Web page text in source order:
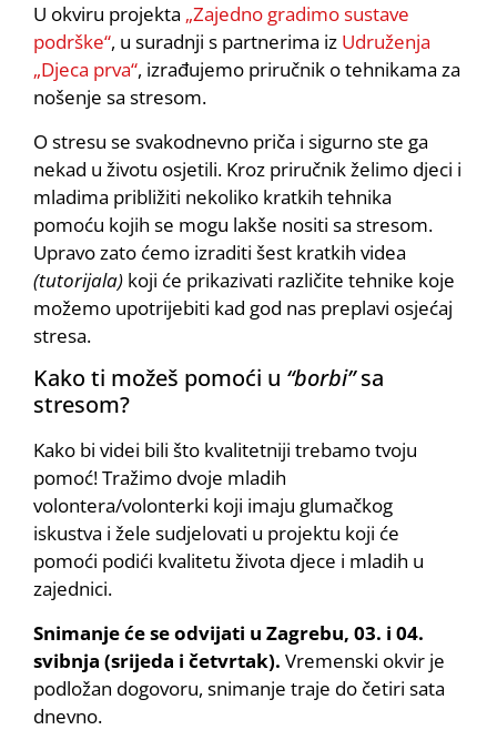
U okviru projekta „Zajedno gradimo sustave
podrške“, u suradnji s partnerima iz Udruženja
„Djeca prva“, izrađujemo priručnik o tehnikama za
nošenje sa stresom.
O stresu se svakodnevno priča i sigurno ste ga
nekad u životu osjetili. Kroz priručnik želimo djeci i
mladima približiti nekoliko kratkih tehnika
pomoću kojih se mogu lakše nositi sa stresom.
Upravo zato ćemo izraditi šest kratkih videa
(tutorijala) koji će prikazivati različite tehnike koje
možemo upotrijebiti kad god nas preplavi osjećaj
stresa.
Kako ti možeš pomoći u “borbi”sa
stresom?
Kako bi videi bili što kvalitetniji trebamo tvoju
pomoć! Tražimo dvoje mladih
volontera/volonterki koji imaju glumačkog
iskustva i žele sudjelovati u projektu koji će
pomoći podići kvalitetu života djece i mladih u
zajednici.
Snimanje će se odvijati u Zagrebu, 03. i 04.
svibnja (srijeda i četvrtak). Vremenski okvir je
podložan dogovoru, snimanje traje do četiri sata
dnevno.